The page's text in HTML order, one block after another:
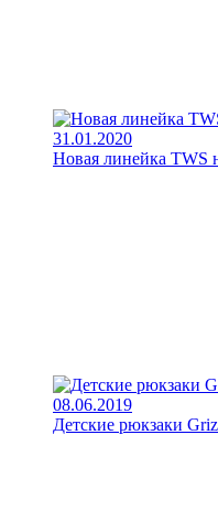
31.01.2020
Новая линейка TWS
08.06.2019
Детские рюкзаки